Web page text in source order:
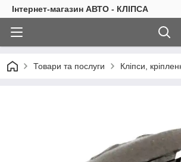
Інтернет-магазин АВТО - КЛІПСА
Товари та послуги Кліпси,